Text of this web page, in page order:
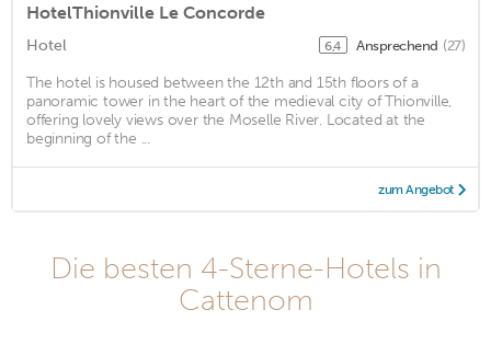
HotelThionville Le Concorde
Hotel 6,4 Ansprechend (27)
The hotel is housed between the 12th and 15th floors of a
panoramic tower in the heart of the medieval city of Thionville,
offering lovely views over the Moselle River. Located at the
beginning of the ...
zum Angebot
Die besten 4-Sterne-Hotels in
Cattenom